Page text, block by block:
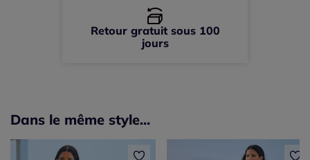
Retour gratuit sous 100
jours
Dans le même style...